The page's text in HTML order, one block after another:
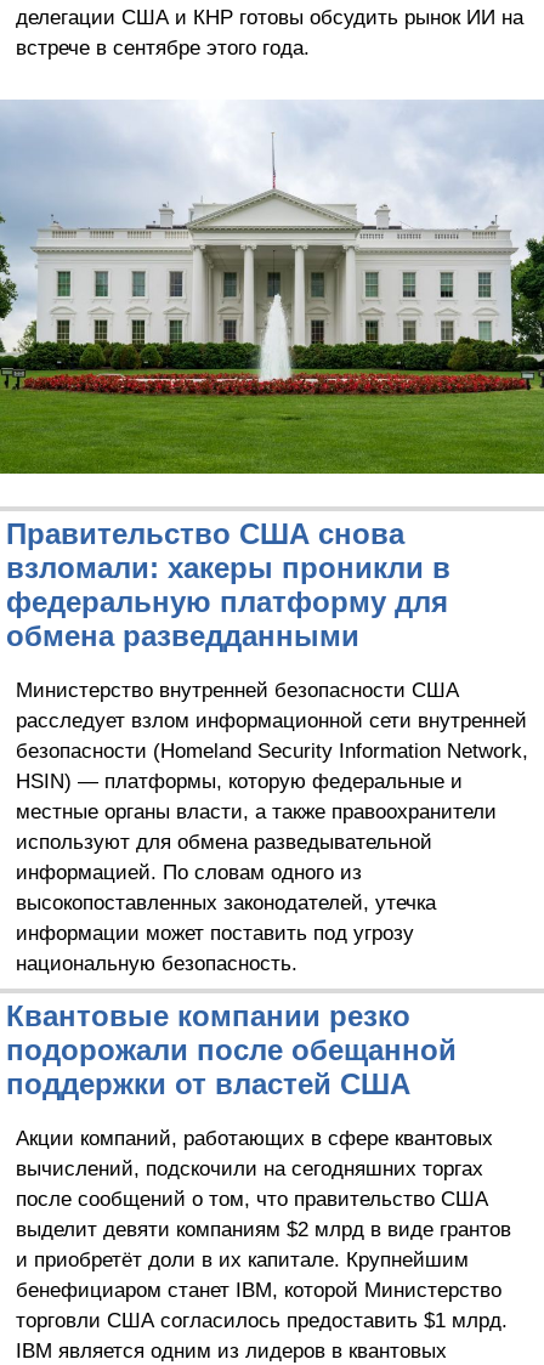
делегации США и КНР готовы обсудить рынок ИИ на
встрече в сентябре этого года.
Правительство США снова
взломали: хакеры проникли в
федеральную платформу для
обмена разведданными
Министерство внутренней безопасности США
расследует взлом информационной сети внутренней
безопасности (Homeland Security Information Network,
HSIN) — платформы, которую федеральные и
местные органы власти, а также правоохранители
используют для обмена разведывательной
информацией. По словам одного из
высокопоставленных законодателей, утечка
информации может поставить под угрозу
национальную безопасность.
Квантовые компании резко
подорожали после обещанной
поддержки от властей США
Акции компаний, работающих в сфере квантовых
вычислений, подскочили на сегодняшних торгах
после сообщений о том, что правительство США
выделит девяти компаниям $2 млрд в виде грантов
и приобретёт доли в их капитале. Крупнейшим
бенефициаром станет IBM, которой Министерство
торговли США согласилось предоставить $1 млрд.
IBM является одним из лидеров в квантовых